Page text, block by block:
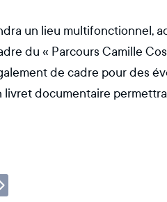
un lieu multifonctionnel,
du « Parcours Camille
de cadre pour des
documentaire